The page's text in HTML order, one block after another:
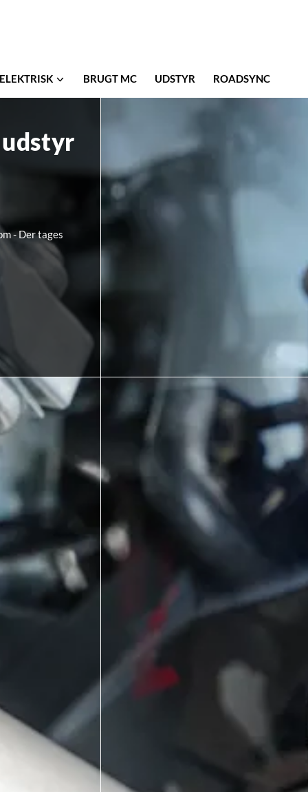
ELEKTRISK BRUGT MC UDSTYR ROADSYNC
- Der tages